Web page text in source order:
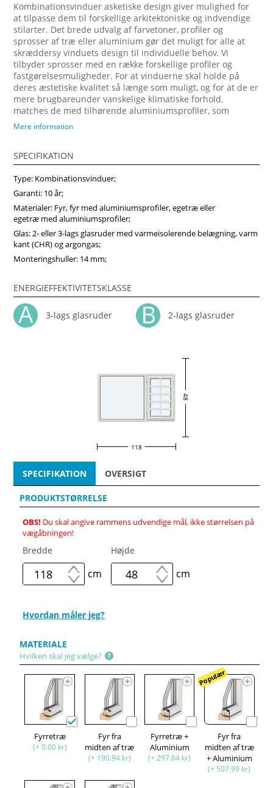
Kombinationsvinduer asketiske design giver mulighed for
at tilpasse dem til forskellige arkitektoniske og indvendige
stilarter. Det brede udvalg af farvetoner, profiler og
sprosser af træ eller aluminium gør det muligt for alle at
skræddersy vinduets design til individuelle behov. Vi
tilbyder sprosser med en række forskellige profiler og
fastgørelsesmuligheder. For at vinduerne skal holde på
deres æstetiske kvalitet så længe som muligt, og for at de er
mere brugbareunder vanskelige klimatiske forhold,
matches de med tilhørende aluminiumsprofiler, som
fastgøres på ydersiden. Forvandl dit hjem med vores
at vælge vores produkter fra midten af træ, som vil sikre
større produktstabilitet, holdbarhed og i høj grad forlænge
produktets levetid. Køb vinduer i Vinduerpro onlinebutik til
billige priser. Vi sikrer høj kombinationsvindue kvalitet og
hurtig levering.
Mere information
SPECIFIKATION
Type: Kombinationsvinduer;
Garanti: 10 år;
Materialer: Fyr, fyr med aluminiumsprofiler, egetræ eller
egetræ med aluminiumsprofiler;
Glas: 2- eller 3-lags glasruder med varmeisolerende belægning, varm
kant (CHR) og argongas;
Monteringshuller: 14 mm;
ENERGIEFFEKTIVITETSKLASSE
3-lags glasruder 2-lags glasruder
48
118
SPECIFIKATION OVERSIGT
PRODUKTSTØRRELSE
OBS! Du skal angive rammens udvendige mål, ikke størrelsen på
vægåbningen!
Bredde
cm
Højde
cm
Hvordan måler jeg?
MATERIALE
Hvilken skal jeg vælge?
Fyrretræ
(+ 0.00 kr)
Fyr fra
midten af træ
(+ 190.94 kr)
Fyrretræ +
Aluminium
(+ 297.64 kr)
Populær
Fyr fra
midten af træ
+ Aluminium
(+ 507.99 kr)